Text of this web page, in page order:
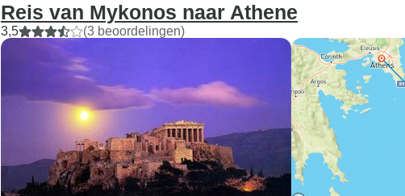
Reis van Mykonos naar Athene
3,5 (3 beoordelingen)